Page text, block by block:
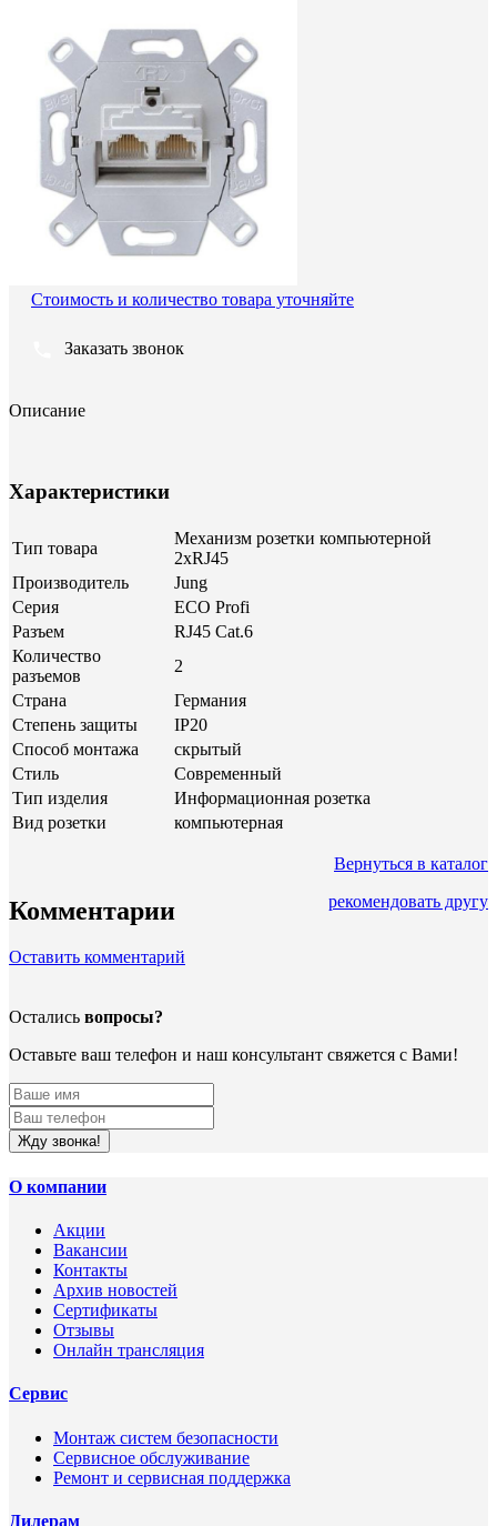
Стоимость и количество товара уточняйте
Заказать звонок
Описание
Характеристики
Тип товара
Механизм розетки компьютерной
2xRJ45
Производитель
Jung
Серия
ECO Profi
Разъем
RJ45 Cat.6
Количество
разъемов
2
Страна
Германия
Степень защиты
IP20
Способ монтажа
скрытый
Стиль
Современный
Тип изделия
Информационная розетка
Вид розетки
компьютерная
Вернуться в каталог
рекомендовать другу
Комментарии
Оставить комментарий
Остались вопросы?
Оставьте ваш телефон и наш консультант свяжется с Вами!
Жду звонка!
О компании
Акции
Вакансии
Контакты
Архив новостей
Сертификаты
Отзывы
Онлайн трансляция
Сервис
Монтаж систем безопасности
Сервисное обслуживание
Ремонт и сервисная поддержка
Дилерам